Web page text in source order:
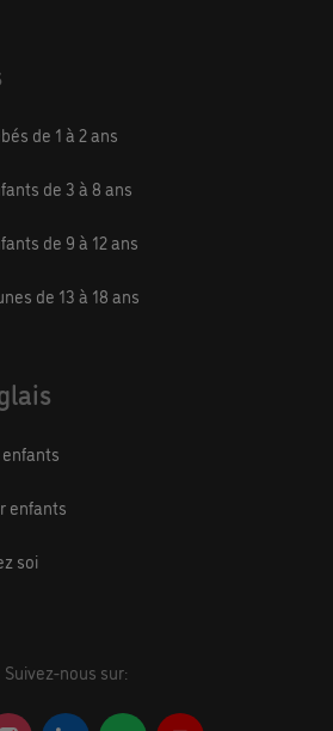
de 1 à 2 ans
de 3 à 8 ans
de 9 à 12 ans
de 13 à 18 ans
enfants
soi
Suivez-nous sur: